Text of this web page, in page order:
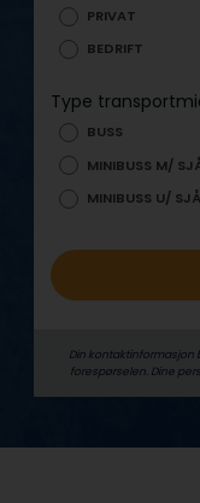
PRIVAT
BEDRIFT
Type
BUSS
MINIBUSS M/
MINIBUSS U/
Din
forespørselen. Dine